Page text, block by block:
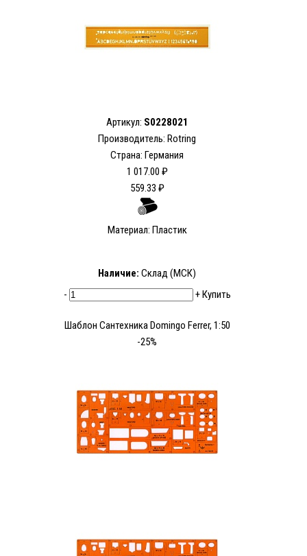
Артикул: S0228021
Производитель: Rotring
Страна: Германия
1 017.00 ₽
559.33 ₽
Материал: Пластик
Наличие: Склад (МСК)
-
+Купить
Шаблон Сантехника Domingo Ferrer, 1:50
-25%